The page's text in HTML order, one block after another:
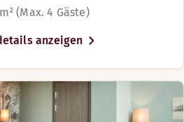
(Max. 4 Gäste)
anzeigen